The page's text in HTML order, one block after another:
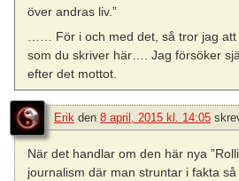
över andras liv.”
…… För i och med det, så tror jag
som du skriver här…. Jag försöker
efter det mottot.
Erik den 8 april, 2015 kl. 14:05
När det handlar om den här nya
journalism där man struntar i fakta